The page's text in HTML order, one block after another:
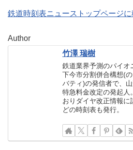
鉄道時刻表ニューストップページに
Author
竹澤 瑞樹
鉄道業界予測のパイオ
下今市分割併合構想(
バティ)の発信者で、
特急料金改定の発起人
おりダイヤ改正情報に
どの時刻表も発行。